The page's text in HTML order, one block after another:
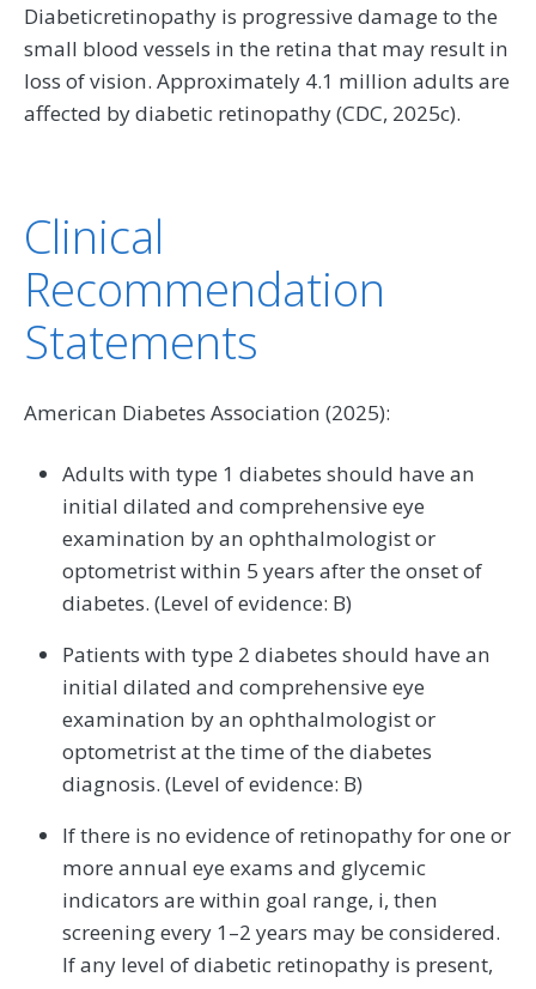
Diabeticretinopathy is progressive damage to the
small blood vessels in the retina that may result in
loss of vision. Approximately 4.1 million adults are
affected by diabetic retinopathy (CDC, 2025c).
Clinical
Recommendation
Statements
American Diabetes Association (2025):
Adults with type 1 diabetes should have an
initial dilated and comprehensive eye
examination by an ophthalmologist or
optometrist within 5 years after the onset of
diabetes. (Level of evidence: B)
Patients with type 2 diabetes should have an
initial dilated and comprehensive eye
examination by an ophthalmologist or
optometrist at the time of the diabetes
diagnosis. (Level of evidence: B)
If there is no evidence of retinopathy for one or
more annual eye exams and glycemic
indicators are within goal range, i, then
screening every 1–2 years may be considered.
If any level of diabetic retinopathy is present,